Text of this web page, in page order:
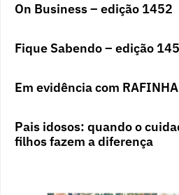
On Business – edição 1452
Fique Sabendo – edição
Em evidência com
Pais idosos: quando o
filhos fazem a diferença